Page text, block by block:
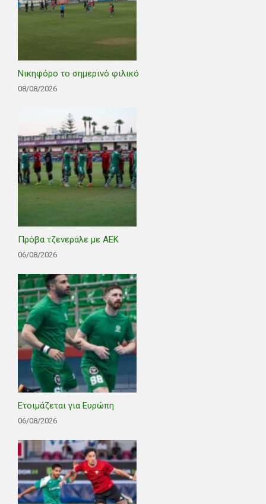
Νικηφόρο το σημερινό φιλικό
08/08/2026
Πρόβα τζενεράλε με ΑΕΚ
06/08/2026
Ετοιμάζεται για Ευρώπη
06/08/2026